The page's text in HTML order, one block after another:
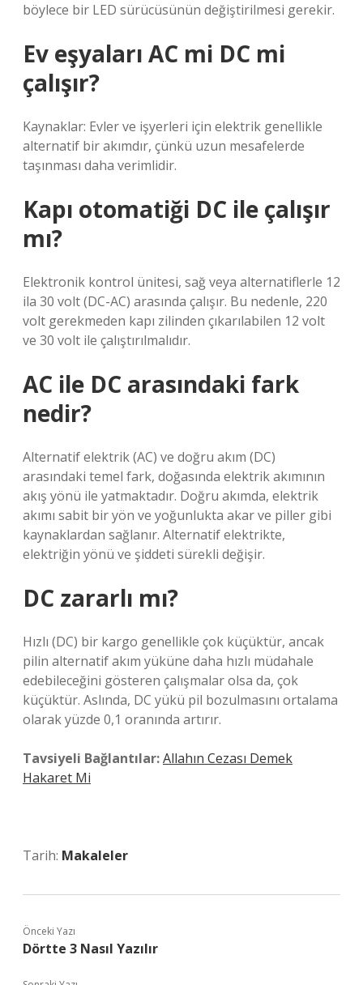
böylece bir LED sürücüsünün değiştirilmesi gerekir.
Ev eşyaları AC mi DC mi
çalışır?
Kaynaklar: Evler ve işyerleri için elektrik genellikle
alternatif bir akımdır, çünkü uzun mesafelerde
taşınması daha verimlidir.
Kapı otomatiği DC ile çalışır
mı?
Elektronik kontrol ünitesi, sağ veya alternatiflerle 12
ila 30 volt (DC-AC) arasında çalışır. Bu nedenle, 220
volt gerekmeden kapı zilinden çıkarılabilen 12 volt
ve 30 volt ile çalıştırılmalıdır.
AC ile DC arasındaki fark
nedir?
Alternatif elektrik (AC) ve doğru akım (DC)
arasındaki temel fark, doğasında elektrik akımının
akış yönü ile yatmaktadır. Doğru akımda, elektrik
akımı sabit bir yön ve yoğunlukta akar ve piller gibi
kaynaklardan sağlanır. Alternatif elektrikte,
elektriğin yönü ve şiddeti sürekli değişir.
DC zararlı mı?
Hızlı (DC) bir kargo genellikle çok küçüktür, ancak
pilin alternatif akım yüküne daha hızlı müdahale
edebileceğini gösteren çalışmalar olsa da, çok
küçüktür. Aslında, DC yükü pil bozulmasını ortalama
olarak yüzde 0,1 oranında artırır.
Tavsiyeli Bağlantılar:Allahın Cezası Demek
Hakaret Mi
Tarih: Makaleler
Önceki Yazı
Dörtte 3 Nasıl Yazılır